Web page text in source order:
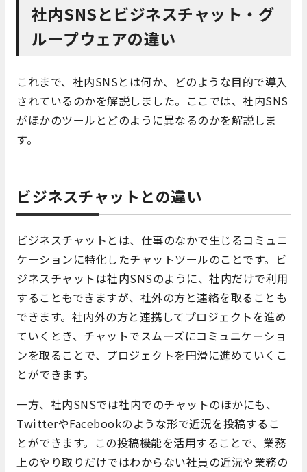
社内SNSとビジネスチャット・グ
ループウェアの違い
これまで、社内SNSとは何か、どのような目的で導入
されているのかを解説しました。ここでは、社内SNS
がほかのツールとどのように異なるのかを解説しま
す。
ビジネスチャットとの違い
ビジネスチャットとは、仕事のなかで生じるコミュニ
ケーションに特化したチャットツールのことです。ビ
ジネスチャットは社内SNSのように、社内だけで利用
することもできますが、社外の方と連絡を取ることも
できます。社内外の方と連携してプロジェクトを進め
ていくとき、チャットでスムーズにコミュニケーショ
ンを取ることで、プロジェクトを円滑に進めていくこ
とができます。
一方、社内SNSでは社内でのチャットのほかにも、
TwitterやFacebookのような形で近況を投稿するこ
とができます。この投稿機能を活用することで、業務
上のやり取りだけではわからない社員の近況や業務の